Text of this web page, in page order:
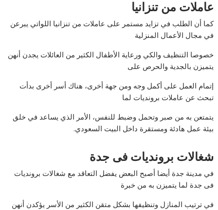
عاملات من تنزانيا
كما أن الطلب في تزايد مستمر على عاملات من تنزانيا اللواتي يبرعن
في مجال الأعمال المنزلية
خصوصا التنظيف والكي ورعاية الأطفال الكثير من العائلات يجدن أنهن
يتميزن بالجدية والحرص على
إتمام العمل على أكمل وجه ومن جهة أخرى، هناك أسر أخرى بدأت
تبحث عن عاملات برونديات لما
يتمتعن به من صبر وتحمل وضبط للنفس، الأمر الذي يساعد في خلق
بيئة عمل هادئة ومستقرة داخل البيت السعودي.
شغالات برونديات فى جدة
في مدينة جدة أيضا أصبح البعض يفضل التعاقد مع شغالات برونديات
فى جدة لما يتميزن به من خبرة
في ترتيب المنازل وتنظيفها بشكل متقن الكثير من الأسر يؤكدن أنهن